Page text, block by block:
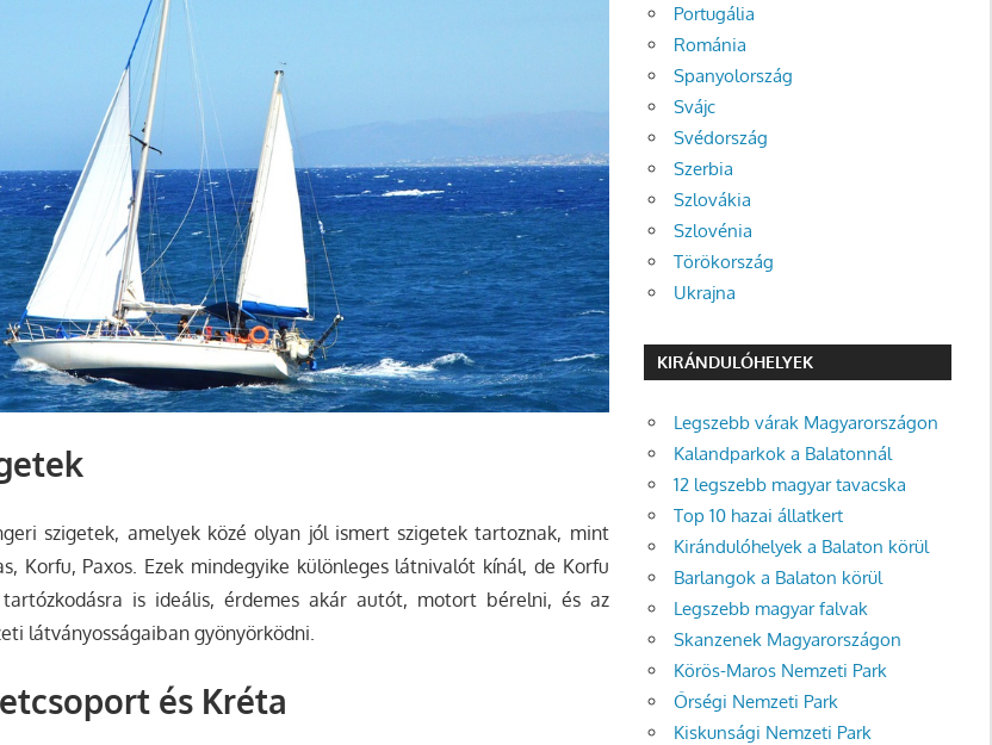
szigetek, amelyek közé olyan jól ismert szigetek tartoznak, mint
Korfu, Paxos. Ezek mindegyike különleges látnivalót kínál, de Korfu
is ideális, érdemes akár autót, motort bérelni, és az
látványosságaiban gyönyörködni.
és Kréta
Portugália
Románia
Spanyolország
Svájc
Svédország
Szerbia
Szlovákia
Szlovénia
Törökország
Ukrajna
KIRÁNDULÓHELYEK
Legszebb várak Magyarországon
Kalandparkok a Balatonnál
12 legszebb magyar tavacska
Top 10 hazai állatkert
Kirándulóhelyek a Balaton körül
Barlangok a Balaton körül
Legszebb magyar falvak
Skanzenek Magyarországon
Körös-Maros Nemzeti Park
Őrségi Nemzeti Park
Kiskunsági Nemzeti Park